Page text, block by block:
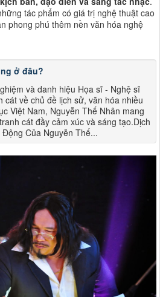
tác phẩm có giá trị nghệ thuật cao
phong phú thêm nền văn hóa nghệ
ở đâu?
và danh hiệu Họa sĩ - Nghệ sĩ
cát về chủ đề lịch sử, văn hóa nhiều
Việt Nam, Nguyễn Thế Nhân mang
cát đầy cảm xúc và sáng tạo.Dịch
Của Nguyễn Thế...